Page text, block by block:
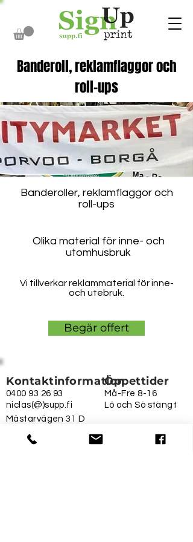
Banderoll, reklamflaggor och
roll-ups
Banderoller, reklamflaggor och
roll-ups
Olika material för inne- och
utomhusbruk
Vi tillverkar reklammaterial för inne-
och utebruk.
Begär offert
KontaktinformationÖppettider
0400 93 26 93
niclas(@)supp.fi
Må-Fre 8-16
Lö och Sö stängt
Mästarvägen 31 D